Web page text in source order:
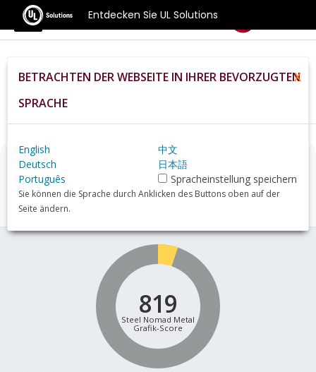
Entdecken Sie UL Solutions
Benchmarks
Home De Hardware
Mac
MacBook%20Air%20(2025%20M4,%2010
MacBook Air (2025 M4, 10-
core GPU, 15")Übersicht
819
Steel Nomad Metal
Grafik-Score
BETRACHTEN DER WEBSEITE IN IHRER BEVORZUGTEN
SPRACHE
X
English
中文
Deutsch
日本語
Português
Spracheinstellung speichern
Sie können die Sprache durch Anklicken des Buttons oben auf der
Seite ändern.